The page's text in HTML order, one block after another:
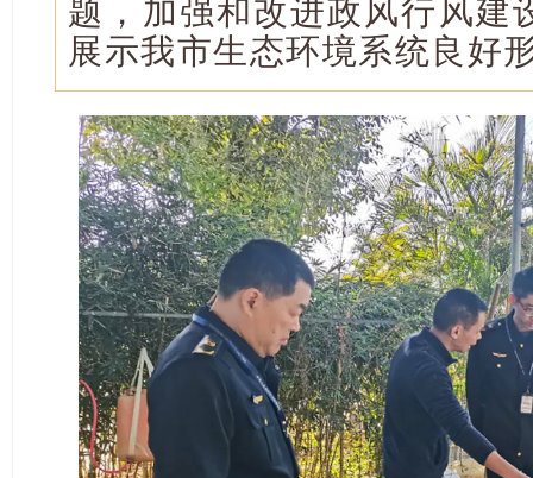
题，加强和改进政风行风建
展示我市生态环境系统良好